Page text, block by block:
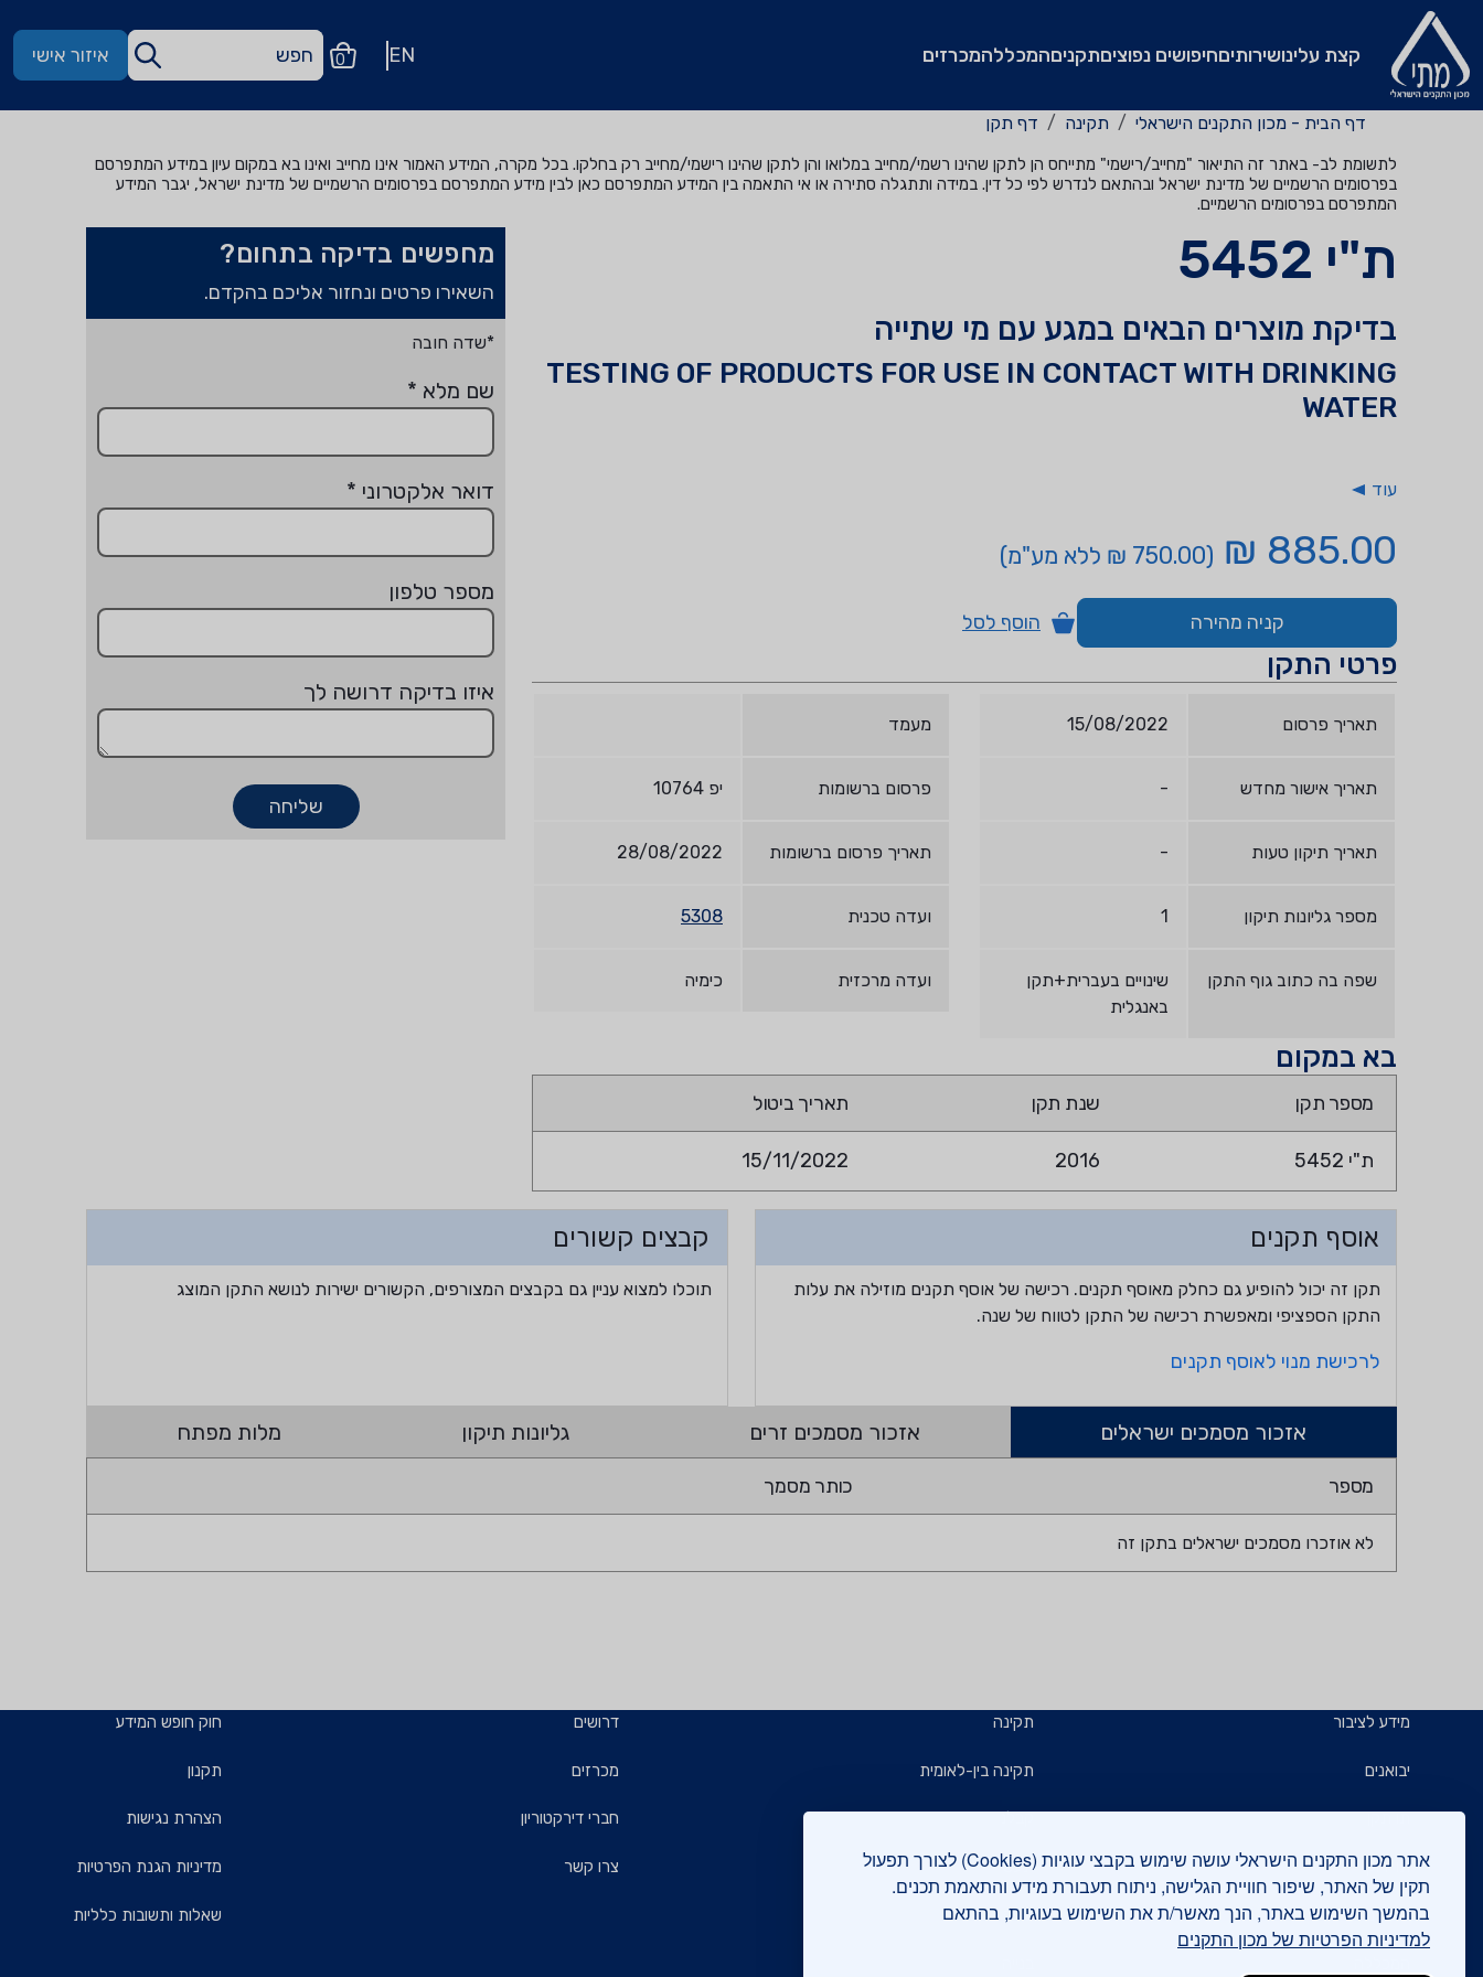
אתר מכון התקנים הישראלי עושה שימוש בקבצי עוגיות (Cookies) לצורך תפעול
תקין של האתר, שיפור חוויית הגלישה, ניתוח תעבורת מידע והתאמת תכנים.
בהמשך השימוש באתר, הנך מאשר/ת את השימוש בעוגיות, בהתאם
למדיניות הפרטיות של מכון התקנים
קצת עלינושירותיםחיפושים נפוציםתקניםהמכללהמכרזים EN
0 איזור אישי
דף הבית - מכון התקנים הישראלי תקינה דף תקן
לתשומת לב- באתר זה התיאור "מחייב/רישמי" מתייחס הן לתקן שהינו רשמי/מחייב במלואו והן לתקן שהינו רישמי/מחייב רק בחלקו. בכל מקרה, המידע האמור אינו מחייב ואינו בא במקום עיון במידע המתפרסם
בפרסומים הרשמיים של מדינת ישראל ובהתאם לנדרש לפי כל דין. במידה ותתגלה סתירה או אי התאמה בין המידע המתפרסם כאן לבין מידע המתפרסם בפרסומים הרשמיים של מדינת ישראל, יגבר המידע
המתפרסם בפרסומים הרשמיים.
ת"י 5452
בדיקת מוצרים הבאים במגע עם מי שתייה
TESTING OF PRODUCTS FOR USE IN CONTACT WITH DRINKING
WATER
עוד
885.00 ₪ (750.00 ₪ ללא מע"מ)
קניה מהירה הוסף לסל
פרטי התקן
תאריך פרסום 15/08/2022
תאריך אישור מחדש -
תאריך תיקון טעות -
מספר גליונות תיקון 1
שפה בה כתוב גוף התקן
שינויים בעברית+תקן
באנגלית
מעמד
פרסום ברשומות יפ 10764
תאריך פרסום ברשומות 28/08/2022
ועדה טכנית 5308
ועדה מרכזית כימיה
בא במקום
מספר תקן שנת תקן תאריך ביטול
ת"י 5452 2016
15/11/2022
מחפשים בדיקה בתחום?
השאירו פרטים ונחזור אליכם בהקדם.
*שדה חובה
שם מלא *
דואר אלקטרוני *
מספר טלפון
איזו בדיקה דרושה לך
שליחה
אוסף תקנים
תקן זה יכול להופיע גם כחלק מאוסף תקנים. רכישה של אוסף תקנים מוזילה את עלות
התקן הספציפי ומאפשרת רכישה של התקן לטווח של שנה.
לרכישת מנוי לאוסף תקנים
קבצים קשורים
תוכלו למצוא עניין גם בקבצים המצורפים, הקשורים ישירות לנושא התקן המוצג
אזכור מסמכים ישראלים אזכור מסמכים זרים גליונות תיקון מלות מפתח
מספר כותר מסמך
לא אוזכרו מסמכים ישראלים בתקן זה
מידע לציבור
יבואנים
תו תקן
תו ירוק
יצואנים
תקינה
תקינה בין-לאומית
קבלנים ויזמים
תעשיינים
בדיקות
דרושים
מכרזים
חברי דירקטוריון
צרו קשר
חוק חופש המידע
תקנון
הצהרת נגישות
מדיניות הגנת הפרטיות
שאלות ותשובות כלליות